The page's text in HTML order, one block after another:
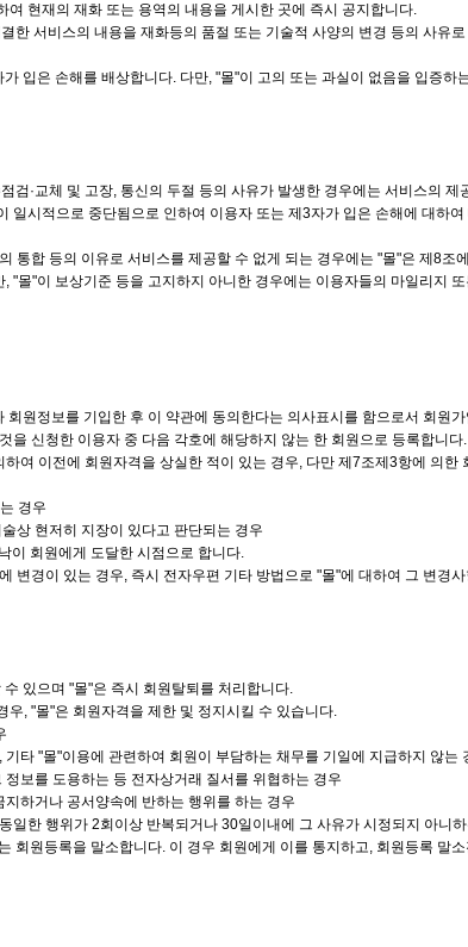
여 현재의 재화 또는 용역의 내용을 게시한 곳에 즉시 공지합니다.
한 서비스의 내용을 재화등의 품절 또는 기술적 사양의 변경 등의 사유
입은 손해를 배상합니다. 다만, "몰"이 고의 또는 과실이 없음을 입증하
검·교체 및 고장, 통신의 두절 등의 사유가 발생한 경우에는 서비스의 제
시적으로 중단됨으로 인하여 이용자 또는 제3자가 입은 손해에 대하
통합 등의 이유로 서비스를 제공할 수 없게 되는 경우에는 "몰"은 제8조
"몰"이 보상기준 등을 고지하지 아니한 경우에는 이용자들의 마일리지
원정보를 기입한 후 이 약관에 동의한다는 의사표시를 함으로서 회원
을 신청한 이용자 중 다음 각호에 해당하지 않는 한 회원으로 등록합니다.
여 이전에 회원자격을 상실한 적이 있는 경우, 다만 제7조제3항에 의
경우
상 현저히 지장이 있다고 판단되는 경우
이 회원에게 도달한 시점으로 합니다.
변경이 있는 경우, 즉시 전자우편 기타 방법으로 "몰"에 대하여 그 변경
있으며 "몰"은 즉시 회원탈퇴를 처리합니다.
, "몰"은 회원자격을 제한 및 정지시킬 수 있습니다.
타 "몰"이용에 관련하여 회원이 부담하는 채무를 기일에 지급하지 않는
보를 도용하는 등 전자상거래 질서를 위협하는 경우
하거나 공서양속에 반하는 행위를 하는 경우
일한 행위가 2회이상 반복되거나 30일이내에 그 사유가 시정되지 아니
회원등록을 말소합니다. 이 경우 회원에게 이를 통지하고, 회원등록 말